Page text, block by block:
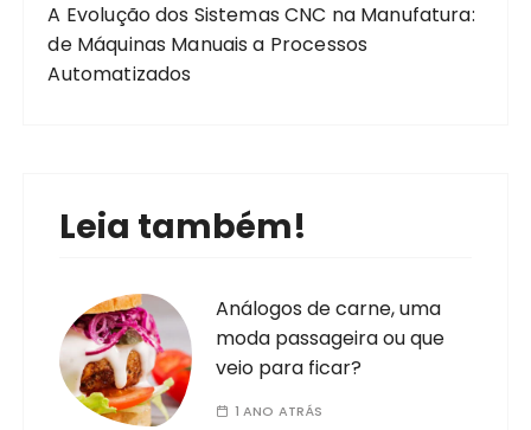
A Evolução dos Sistemas CNC na Manufatura:
de Máquinas Manuais a Processos
Automatizados
Leia também!
Análogos de carne, uma
moda passageira ou que
veio para ficar?
1 ANO ATRÁS